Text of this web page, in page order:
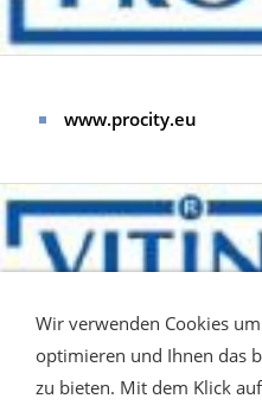
www.procity.eu
Wir verwenden Cookies
optimieren und Ihnen das
zu bieten. Mit dem Klick